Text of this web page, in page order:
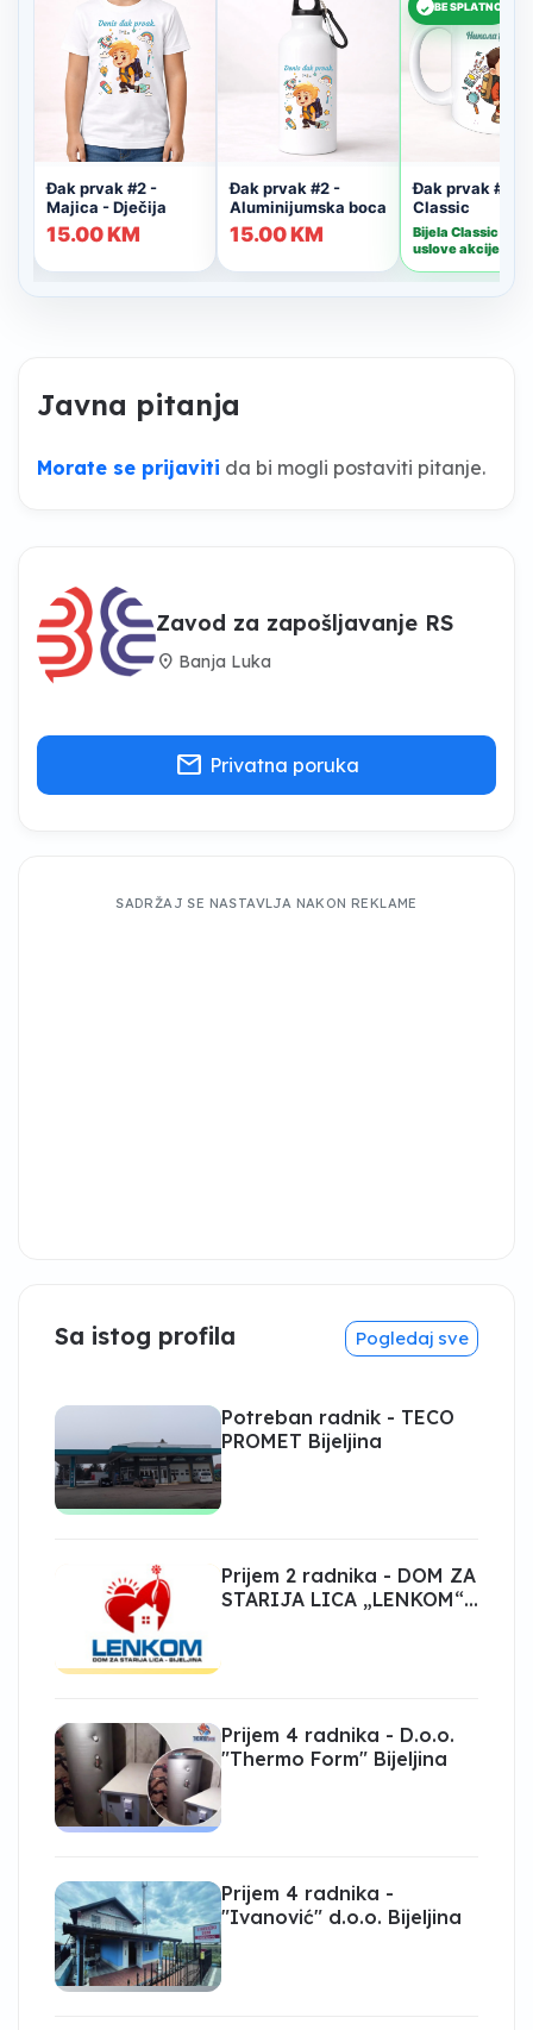
Javna pitanja
Morate se prijaviti da bi mogli postaviti pitanje.
Zavod za zapošljavanje RS
location_on Banja Luka
mail Privatna poruka
SADRŽAJ SE NASTAVLJA NAKON REKLAME
Sa istog profila Pogledaj sve
Potreban radnik - TECO
PROMET Bijeljina
Prijem 2 radnika - DOM ZA
STARIJA LICA „LENKOM“
Prijem 4 radnika - D.o.o.
"Thermo Form" Bijeljina
Prijem 4 radnika -
"Ivanović" d.o.o. Bijeljina